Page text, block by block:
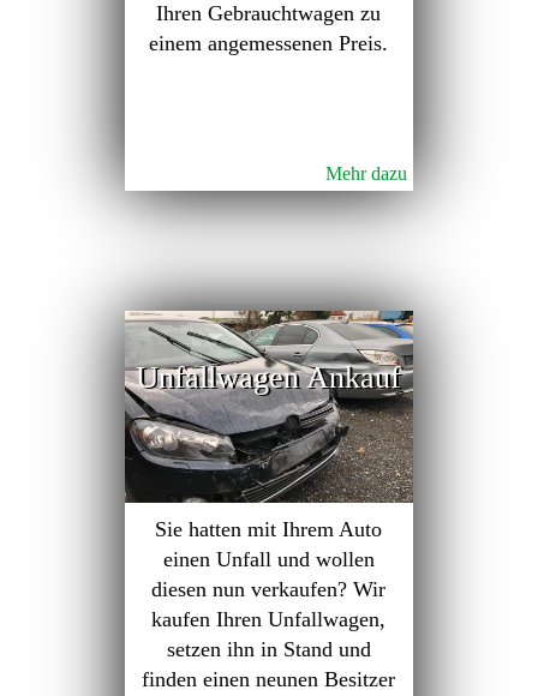
Ihren Gebrauchtwagen zu
einem angemessenen Preis.
Mehr dazu
Unfallwagen Ankauf
Sie hatten mit Ihrem Auto
einen Unfall und wollen
diesen nun verkaufen? Wir
kaufen Ihren Unfallwagen,
setzen ihn in Stand und
finden einen neunen Besitzer